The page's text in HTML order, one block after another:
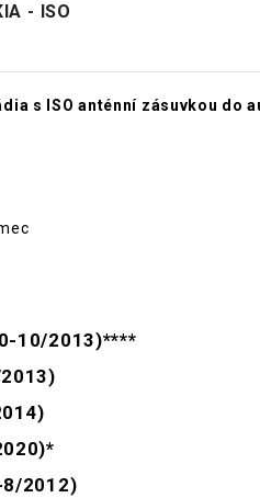
- ISO
s ISO anténní zásuvkou do
10/2013)****
8/2012)